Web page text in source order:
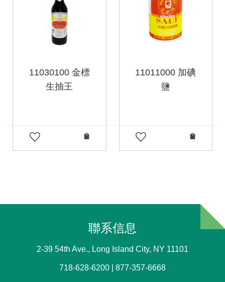
11030100 金標
生抽王
11011000 加碘
鹽
聯系信息
2-39 54th Ave., Long Island City, NY 11101
718-628-6200 | 877-357-6668